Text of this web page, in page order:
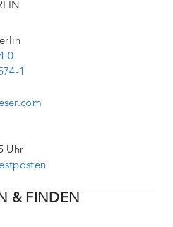
0
1
Uhr
& FINDEN